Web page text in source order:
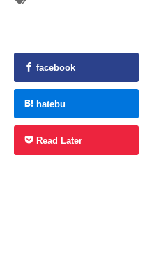
facebook
hatebu
Read Later